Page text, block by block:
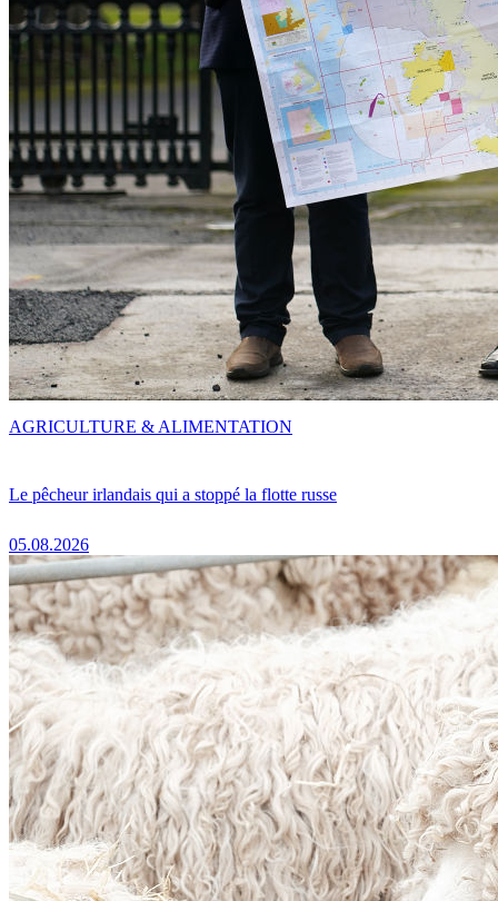
Le pêcheur irlandais qui a stoppé la flotte russe
05.08.2026
AGRICULTURE & ALIMENTATION